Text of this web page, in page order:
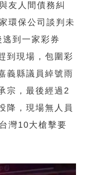
友人間債務糾
環保公司談判未
到一家彩券
到現場，包圍彩
義縣議員綽號雨
宗，最後經過2
降，現場無人員
灣10大槍擊要